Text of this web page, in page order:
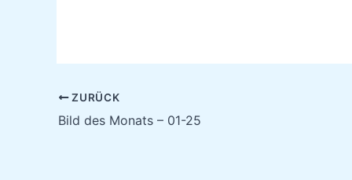
ZURÜCK
Bild des Monats – 01-25